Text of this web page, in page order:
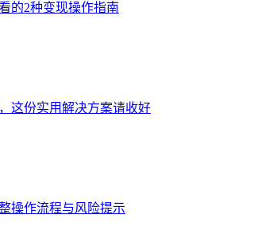
的2种变现操作指南
这份实用解决方案请收好
操作流程与风险提示